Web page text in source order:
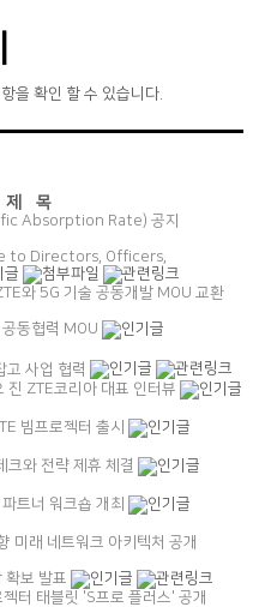
을 확인 할 수 있습니다.
제 목
Absorption Rate) 공지
to Directors, Officers,
와 5G 기술 공동개발 MOU 교환
동협력 MOU
고 사업 협력
진 ZTE코리아 대표 인터뷰
빔프로젝터 출시
와 전략 제휴 체결
트너 워크숍 개최
미래 네트워크 아키텍처 공개
확보 발표
터 태블릿 'S프로 플러스' 공개